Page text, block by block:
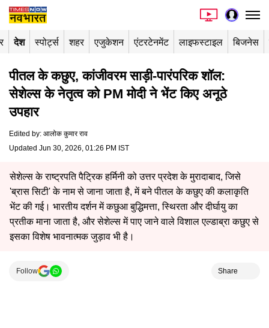
देश स्पोर्ट्स शहर एजुकेशन एंटरटेनमेंट लाइफस्टाइल बिजनेस
पीतल के कछुए, कांजीवरम साड़ी-पारंपरिक शॉल:
सेशेल्स के नेतृत्व को PM मोदी ने भेंट किए अनूठे
उपहार
Edited by: आलोक कुमार राव
Updated Jun 30, 2026, 01:26 PM IST
सेशेल्स के राष्ट्रपति पैट्रिक हर्मिनी को उत्तर प्रदेश के मुरादाबाद, जिसे
'ब्रास सिटी' के नाम से जाना जाता है, में बने पीतल के कछुए की कलाकृति
भेंट की गई। भारतीय दर्शन में कछुआ बुद्धिमत्ता, स्थिरता और दीर्घायु का
प्रतीक माना जाता है, और सेशेल्स में पाए जाने वाले विशाल एल्डाब्रा कछुए से
इसका विशेष भावनात्मक जुड़ाव भी है।
Follow Share